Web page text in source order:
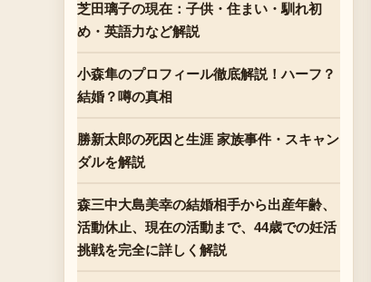
芝田璃子の現在：子供・住まい・馴れ初
め・英語力など解説
小森隼のプロフィール徹底解説！ハーフ？
結婚？噂の真相
勝新太郎の死因と生涯 家族事件・スキャン
ダルを解説
森三中大島美幸の結婚相手から出産年齢、
活動休止、現在の活動まで、44歳での妊活
挑戦を完全に詳しく解説